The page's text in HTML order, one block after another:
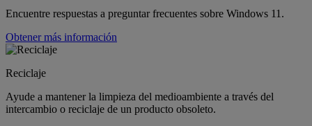
Encuentre respuestas a preguntar frecuentes sobre Windows 11.
Obtener más información
Reciclaje
Ayude a mantener la limpieza del medioambiente a través del
intercambio o reciclaje de un producto obsoleto.